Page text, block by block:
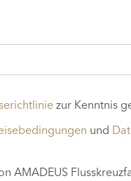
zur Kenntnis
und
AMADEUS